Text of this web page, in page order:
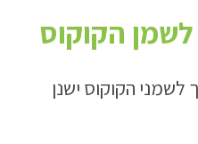
הקוקוס
הקוקוס ישנן